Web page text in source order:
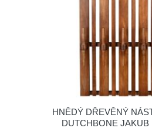
HNĚDÝ DŘEVĚNÝ
DUTCHBONE JAKUB